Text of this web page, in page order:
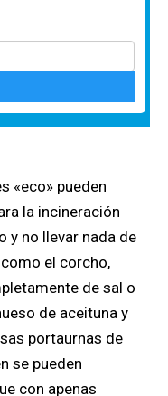
«eco» pueden
la incineración
y no llevar nada de
el corcho,
de sal o
de aceituna y
portaurnas de
se pueden
con apenas